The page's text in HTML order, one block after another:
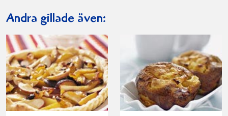
Andra gillade även: